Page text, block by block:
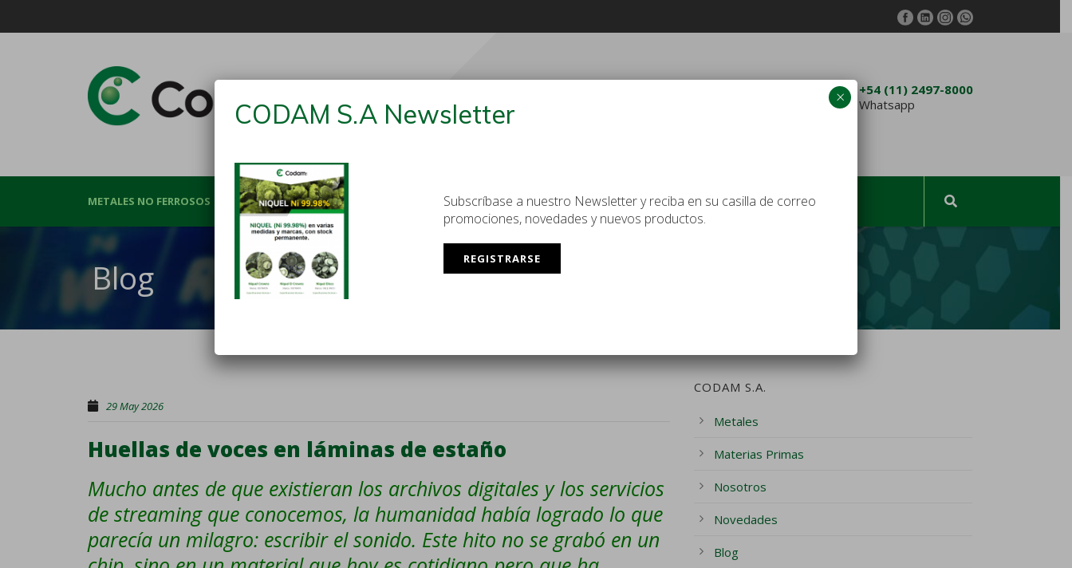
08:00 - 17:00 / UTC-03:00
+54 (11) 2497-8000
Whatsapp
METALES NO FERROSOS MATERIAS PRIMAS OTROS NOSOTROS BLOG CONTACTO ESPAÑOL
Blog
29 May 2026
Huellas de voces en láminas de estaño
Mucho antes de que existieran los archivos digitales y los servicios
de streaming que conocemos, la humanidad había logrado lo que
parecía un milagro: escribir el sonido. Este hito no se grabó en un
CODAM S.A.
Metales
Materias Primas
Nosotros
Novedades
Blog
CODAM S.A Newsletter
Subscríbase a nuestro Newsletter y reciba en su casilla de correo
promociones, novedades y nuevos productos.
REGISTRARSE
×